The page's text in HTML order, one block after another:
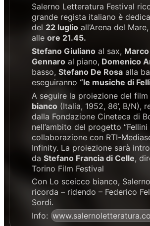
Salerno Letteratura Festival
grande regista italiano è
del 22 luglio all’Arena del
alle ore 21.45.
Stefano Giuliano al sax,
Gennaro al piano, Domenico
basso, Stefano De Rosa alla
eseguiranno “le musiche di
A seguire la proiezione del film
bianco (Italia, 1952, 86’, B/N),
dalla Fondazione Cineteca di
nell’ambito del progetto “Fellini
collaborazione con RTI-
Infinity. La proiezione sarà
da Stefano Francia di Celle,
Torino Film Festival
Con Lo sceicco bianco,
ricorda – ridendo – Federico
Sordi.
Info: